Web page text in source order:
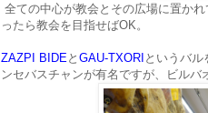
全ての中心が教会とその広場に置か
ったら教会を目指せばOK。
ZAZPI BIDE と GAU-TXORI というバ
ンセバスチャンが有名ですが、ビルバ